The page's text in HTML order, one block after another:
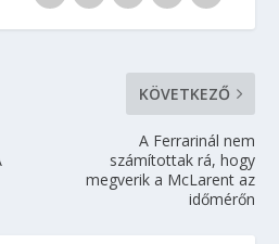
KÖVETKEZŐ
A Ferrarinál nem
számítottak rá, hogy
megverik a McLarent az
időmérőn